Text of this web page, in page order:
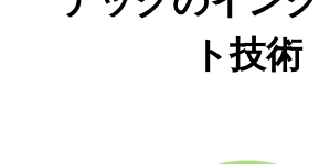
ト技術